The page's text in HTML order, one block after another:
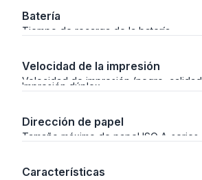
Batería
Tiempo de recarga de la batería
Velocidad de la impresión
Velocidad de impresión (negro, calidad
normal, A4/US Carta)
Impresión dúplex
Dirección de papel
Tamaño máximo de papel ISO A-series
Características